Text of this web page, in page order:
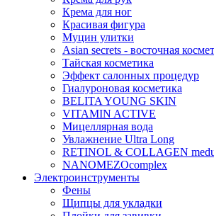
Крема для ног
Красивая фигура
Муцин улитки
Asian seсrets - восточная
Тайская косметика
Эффект салонных процедур
Гиалуроновая косметика
BELITA YOUNG SKIN
VITAMIN ACTIVE
Мицеллярная вода
Увлажнение Ultra Long
RETINOL & COLLAGEN
NANOMEZOcomplex
Электроинструменты
Фены
Щипцы для укладки